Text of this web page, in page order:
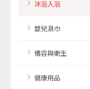
沐浴入浴
嬰兒濕巾
儀容與衛生
健康用品